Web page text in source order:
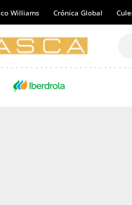
Williams Crónica Global